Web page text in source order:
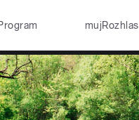
mujRozhlas